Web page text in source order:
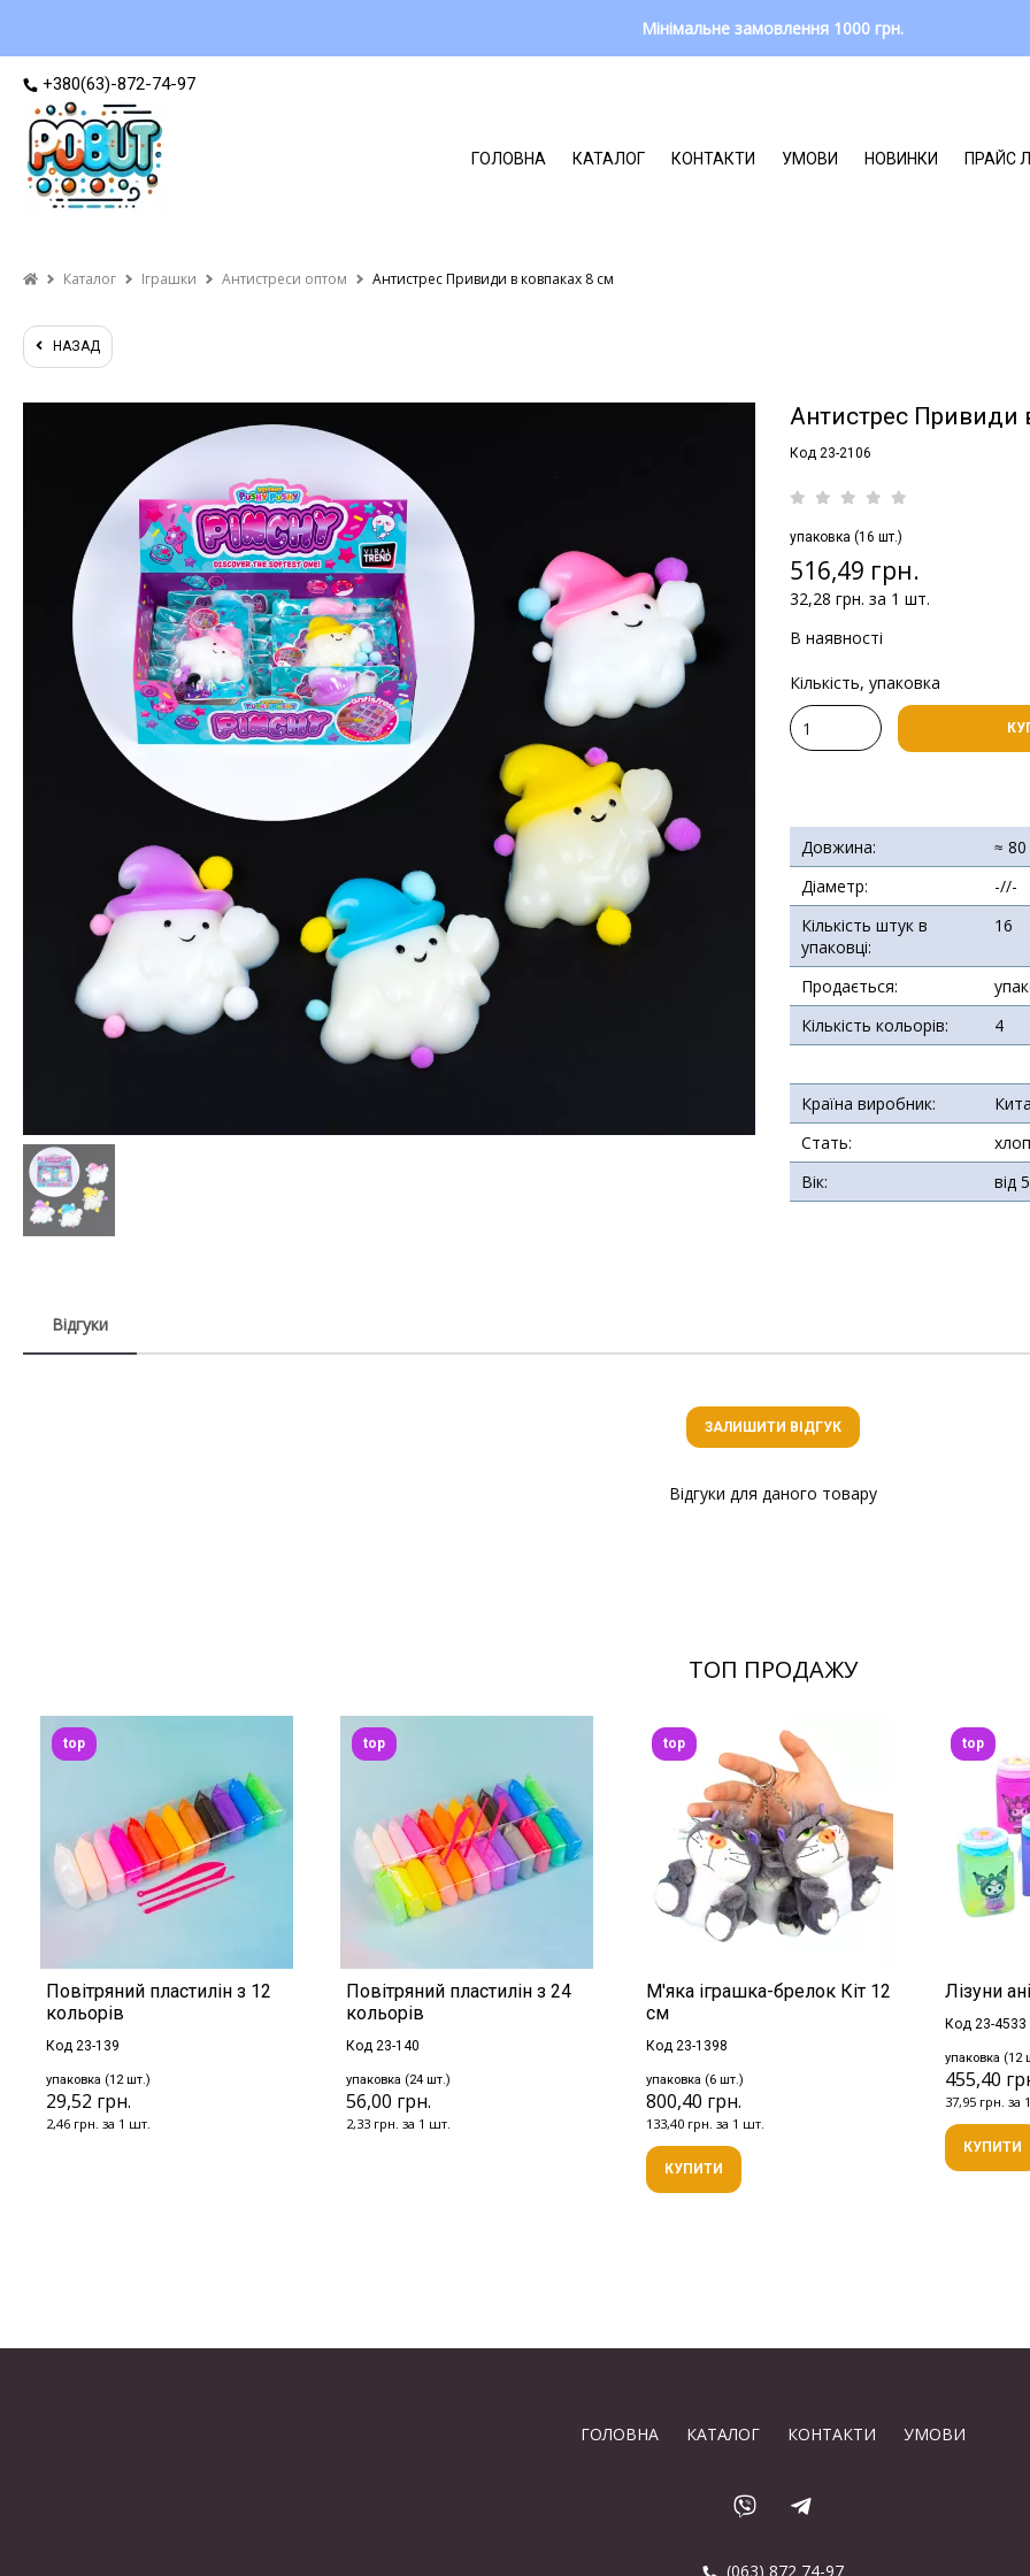
Мінімальне замовлення 1000 грн.
+380(63)-872-74-97
ГОЛОВНА КАТАЛОГ КОНТАКТИ УМОВИ НОВИНКИ ПРАЙС
Каталог Іграшки Антистреси оптом Антистрес Привиди в ковпаках 8 см
НАЗАД
Антистрес Привиди
Код 23-2106
упаковка (16 шт.)
516,49 грн.
32,28 грн. за 1 шт.
В наявності
Кількість, упаковка
Довжина:
≈
Діаметр:
-//-
Кількість штук в
упаковці:
16
Продається:
Кількість кольорів:
4
Країна виробник:
Стать:
Вік:
від
Відгуки
ЗАЛИШИТИ ВІДГУК
Відгуки для даного товару
ТОП ПРОДАЖУ
Повітряний пластилін з 12
кольорів
Код 23-139
упаковка (12 шт.)
29,52 грн.
2,46 грн. за 1 шт.
top
Повітряний пластилін з 24
кольорів
Код 23-140
упаковка (24 шт.)
56,00 грн.
2,33 грн. за 1 шт.
top
М'яка іграшка-брелок Кіт 12
см
Код 23-1398
упаковка (6 шт.)
800,40 грн.
133,40 грн. за 1 шт.
top
КУПИТИ
Лізуни
Код 23-4533
упаковка (12
455,40
37,95 грн. за
top
КУПИТИ
ГОЛОВНА КАТАЛОГ КОНТАКТИ УМОВИ
(063) 872 74-97